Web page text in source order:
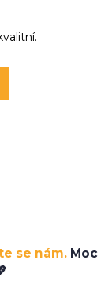
se nám. Moc